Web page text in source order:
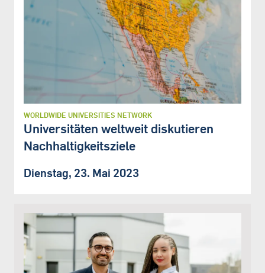
WORLDWIDE UNIVERSITIES NETWORK
Universitäten weltweit diskutieren
Nachhaltigkeitsziele
Dienstag, 23. Mai 2023